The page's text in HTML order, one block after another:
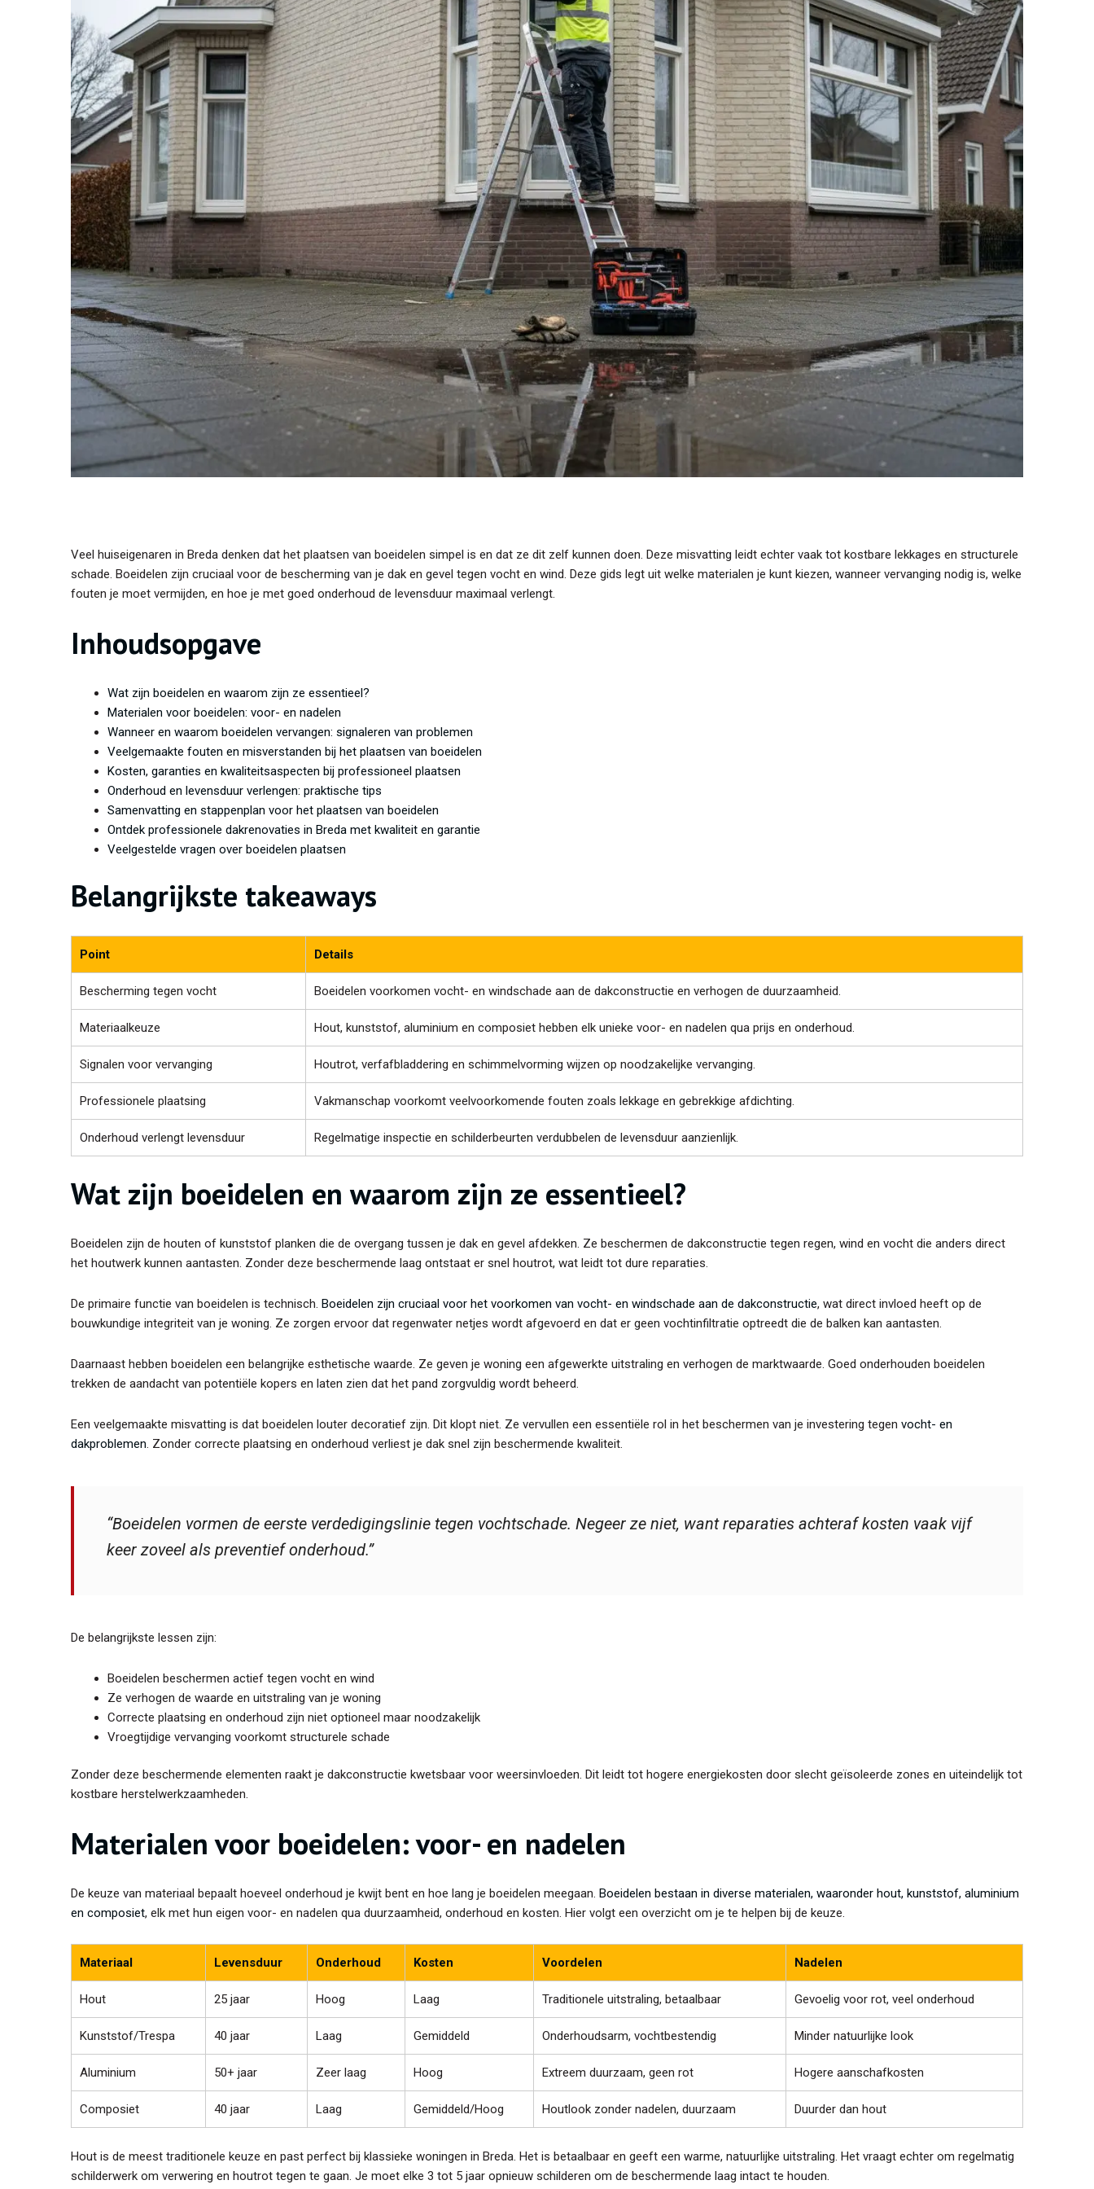
Veel huiseigenaren in Breda denken dat het plaatsen van boeidelen simpel is en dat ze dit zelf kunnen doen. Deze misvatting leidt echter vaak tot kostbare lekkages en structurele
schade. Boeidelen zijn cruciaal voor de bescherming van je dak en gevel tegen vocht en wind. Deze gids legt uit welke materialen je kunt kiezen, wanneer vervanging nodig is, welke
fouten je moet vermijden, en hoe je met goed onderhoud de levensduur maximaal verlengt.
Inhoudsopgave
Wat zijn boeidelen en waarom zijn ze essentieel?
Materialen voor boeidelen: voor- en nadelen
Wanneer en waarom boeidelen vervangen: signaleren van problemen
Veelgemaakte fouten en misverstanden bij het plaatsen van boeidelen
Kosten, garanties en kwaliteitsaspecten bij professioneel plaatsen
Onderhoud en levensduur verlengen: praktische tips
Samenvatting en stappenplan voor het plaatsen van boeidelen
Ontdek professionele dakrenovaties in Breda met kwaliteit en garantie
Veelgestelde vragen over boeidelen plaatsen
Belangrijkste takeaways
Point Details
Bescherming tegen vocht Boeidelen voorkomen vocht- en windschade aan de dakconstructie en verhogen de duurzaamheid.
Materiaalkeuze Hout, kunststof, aluminium en composiet hebben elk unieke voor- en nadelen qua prijs en onderhoud.
Signalen voor vervanging Houtrot, verfafbladdering en schimmelvorming wijzen op noodzakelijke vervanging.
Professionele plaatsing Vakmanschap voorkomt veelvoorkomende fouten zoals lekkage en gebrekkige afdichting.
Onderhoud verlengt levensduur Regelmatige inspectie en schilderbeurten verdubbelen de levensduur aanzienlijk.
Wat zijn boeidelen en waarom zijn ze essentieel?
Boeidelen zijn de houten of kunststof planken die de overgang tussen je dak en gevel afdekken. Ze beschermen de dakconstructie tegen regen, wind en vocht die anders direct
het houtwerk kunnen aantasten. Zonder deze beschermende laag ontstaat er snel houtrot, wat leidt tot dure reparaties.
De primaire functie van boeidelen is technisch. Boeidelen zijn cruciaal voor het voorkomen van vocht- en windschade aan de dakconstructie, wat direct invloed heeft op de
bouwkundige integriteit van je woning. Ze zorgen ervoor dat regenwater netjes wordt afgevoerd en dat er geen vochtinfiltratie optreedt die de balken kan aantasten.
Daarnaast hebben boeidelen een belangrijke esthetische waarde. Ze geven je woning een afgewerkte uitstraling en verhogen de marktwaarde. Goed onderhouden boeidelen
trekken de aandacht van potentiële kopers en laten zien dat het pand zorgvuldig wordt beheerd.
Een veelgemaakte misvatting is dat boeidelen louter decoratief zijn. Dit klopt niet. Ze vervullen een essentiële rol in het beschermen van je investering tegen vocht- en
dakproblemen . Zonder correcte plaatsing en onderhoud verliest je dak snel zijn beschermende kwaliteit.
“Boeidelen vormen de eerste verdedigingslinie tegen vochtschade. Negeer ze niet, want reparaties achteraf kosten vaak vijf
keer zoveel als preventief onderhoud.”
De belangrijkste lessen zijn:
Boeidelen beschermen actief tegen vocht en wind
Ze verhogen de waarde en uitstraling van je woning
Correcte plaatsing en onderhoud zijn niet optioneel maar noodzakelijk
Vroegtijdige vervanging voorkomt structurele schade
Zonder deze beschermende elementen raakt je dakconstructie kwetsbaar voor weersinvloeden. Dit leidt tot hogere energiekosten door slecht geïsoleerde zones en uiteindelijk tot
kostbare herstelwerkzaamheden.
Materialen voor boeidelen: voor- en nadelen
De keuze van materiaal bepaalt hoeveel onderhoud je kwijt bent en hoe lang je boeidelen meegaan. Boeidelen bestaan in diverse materialen, waaronder hout, kunststof, aluminium
en composiet, elk met hun eigen voor- en nadelen qua duurzaamheid, onderhoud en kosten. Hier volgt een overzicht om je te helpen bij de keuze.
Materiaal Levensduur Onderhoud Kosten Voordelen Nadelen
Hout 25 jaar Hoog Laag Traditionele uitstraling, betaalbaar Gevoelig voor rot, veel onderhoud
Kunststof/Trespa 40 jaar Laag Gemiddeld Onderhoudsarm, vochtbestendig Minder natuurlijke look
Aluminium 50+ jaar Zeer laag Hoog Extreem duurzaam, geen rot Hogere aanschafkosten
Composiet 40 jaar Laag Gemiddeld/Hoog Houtlook zonder nadelen, duurzaam Duurder dan hout
Hout is de meest traditionele keuze en past perfect bij klassieke woningen in Breda. Het is betaalbaar en geeft een warme, natuurlijke uitstraling. Het vraagt echter om regelmatig
schilderwerk om verwering en houtrot tegen te gaan. Je moet elke 3 tot 5 jaar opnieuw schilderen om de beschermende laag intact te houden.